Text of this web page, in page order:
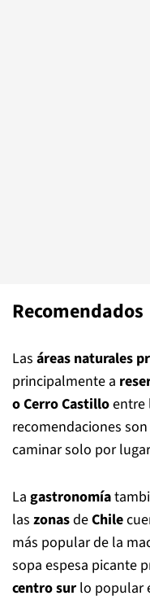
Recomendados
Las áreas naturales
principalmente a
o Cerro Castilloentre
recomendaciones
caminar solo por
La gastronomía
las zonasdeChile
más popular de la
sopa espesa picante
centro sur lo popular